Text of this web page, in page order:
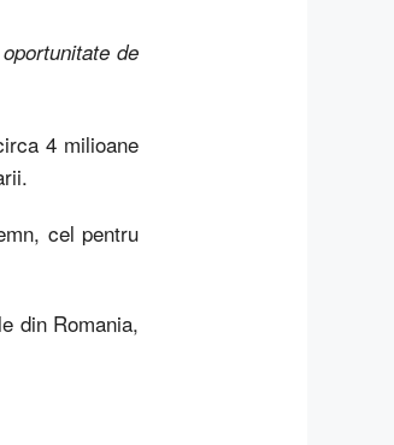
de
4 milioane
cel pentru
din Romania,